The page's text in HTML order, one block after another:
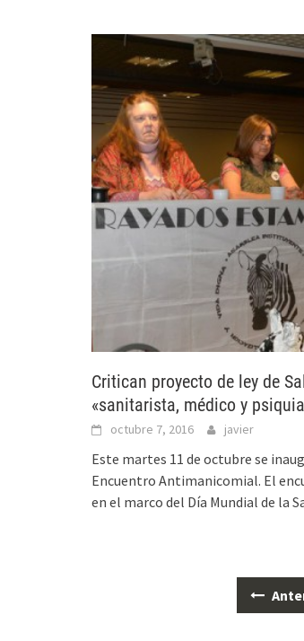
Critican proyecto de ley de
«sanitarista, médico y
octubre 7, 2016 javier
Este martes 11 de octubre se
Encuentro Antimanicomial. El
en el marco del Día Mundial de la